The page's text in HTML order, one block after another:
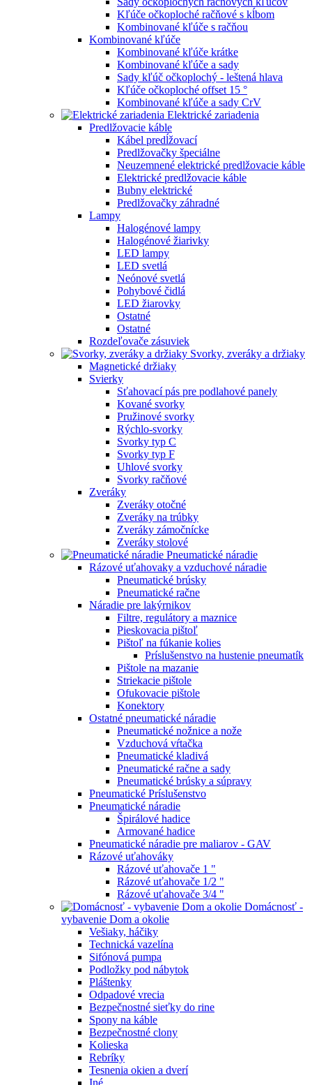
Kľúče očkoploché račňové s kĺbom
Kombinované kľúče s račňou
Kombinované kľúče
Kombinované kľúče krátke
Kombinované kľúče a sady
Sady kľúč očkoplochý - leštená hlava
Kľúče očkoploché offset 15 °
Kombinované kľúče a sady CrV
Elektrické zariadenia
Predlžovacie káble
Kábel predĺžovací
Predlžovačky špeciálne
Neuzemnené elektrické predlžovacie káble
Elektrické predlžovacie káble
Bubny elektrické
Predlžovačky záhradné
Lampy
Halogénové lampy
Halogénové žiarivky
LED lampy
LED svetlá
Neónové svetlá
Pohybové čidlá
LED žiarovky
Ostatné
Ostatné
Rozdeľovače zásuviek
Svorky, zveráky a držiaky
Magnetické držiaky
Svierky
Sťahovací pás pre podlahové panely
Kované svorky
Pružinové svorky
Rýchlo-svorky
Svorky typ C
Svorky typ F
Uhlové svorky
Svorky račňové
Zveráky
Zveráky otočné
Zveráky na trúbky
Zveráky zámočnícke
Zveráky stolové
Pneumatické náradie
Rázové uťahovaky a vzduchové náradie
Pneumatické brúsky
Pneumatické račne
Náradie pre lakýrnikov
Filtre, regulátory a maznice
Pieskovacia pištoľ
Pištoľ na fúkanie kolies
Príslušenstvo na hustenie pneumatík
Pištole na mazanie
Striekacie pištole
Ofukovacie pištole
Konektory
Ostatné pneumatické náradie
Pneumatické nožnice a nože
Vzduchová vŕtačka
Pneumatické kladivá
Pneumatické račne a sady
Pneumatické brúsky a súpravy
Pneumatické Príslušenstvo
Pneumatické náradie
Špirálové hadice
Armované hadice
Pneumatické náradie pre maliarov - GAV
Rázové uťahováky
Rázové uťahovače 1 "
Rázové uťahovače 1/2 "
Rázové uťahovače 3/4 "
Domácnosť -
vybavenie Dom a okolie
Vešiaky, háčiky
Technická vazelína
Sifónová pumpa
Podložky pod nábytok
Pláštenky
Odpadové vrecia
Bezpečnostné sieťky do rine
Spony na káble
Bezpečnostné clony
Kolieska
Rebríky
Tesnenia okien a dverí
Iné